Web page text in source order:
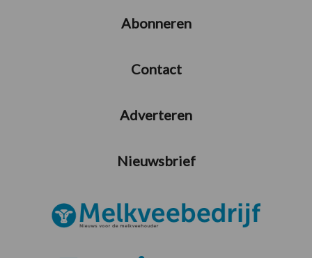
Abonneren
Contact
Adverteren
Nieuwsbrief